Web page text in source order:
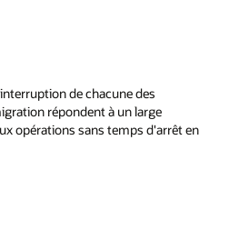
de chacune des
répondent à un large
opérations sans temps d'arrêt en